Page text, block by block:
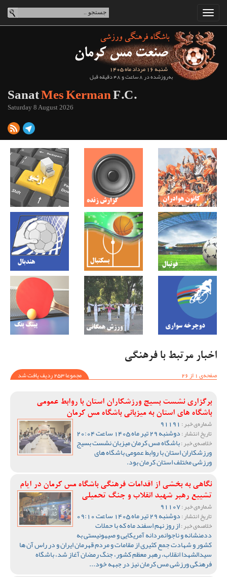
شنبه 16 مرداد ماه 1405
به‌روزشده در 8 ساعت و 48 دقیقه قبل
SanatMes KermanF.C.
Saturday 8 August 2026
اخبار مرتبط با فرهنگی
صفحه‌ی 1 از 26
مجموعا 253 ردیف یافت شد
برگزاری نشست بسیج ورزشکاران استان با روابط عمومی
باشگاه های استان به میزبانی باشگاه مس کرمان
شماره‌ی خبر :
تاریخ انتشار :دوشنبه 29 تیر ماه 1405 ساعت 20:04
خلاصه‌ی خبر :باشگاه مس کرمان میزبان نشست بسیج
ورزشکاران استان با روابط عمومی باشگاه های
ورزشی مختلف استان کرمان بود.
نگاهی به بخشی از اقدامات فرهنگی باشگاه مس کرمان در ایام
تشییع رهبر شهید انقلاب و جنگ تحمیلی
شماره‌ی خبر :
تاریخ انتشار :دوشنبه 29 تیر ماه 1405 ساعت 09:10
خلاصه‌ی خبر :از روز نهم اسفند ماه که با حملات
ددمنشانه و ناجوانمردانه آمریکایی و صیهونیستی به
کشور و شهادت جمع کثیری از مقامات و مردم قهرمان ایران و در راس آن ها
سیدالشهدا انقلاب، رهبر معظم کشور، جنگ رمضان آغاز شد، باشگاه
فرهنگی ورزشی مس کرمان نیز در جبهه خود...